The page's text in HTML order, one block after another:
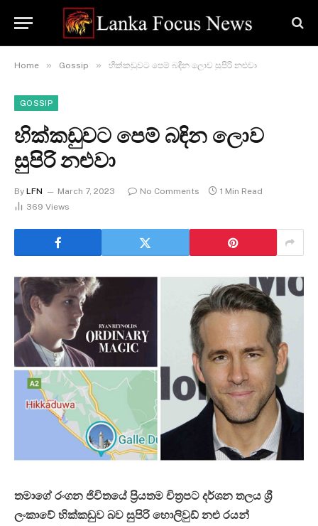
Home » Gossip » හික්කඩුවට පෙම් බඳින ලොව සුපිරි නළුවා
GOSSIP
හික්කඩුවට පෙම් බඳින ලොව
සුපිරි නළුවා
By LFN March 7, 2023 No Comments
1 Min Read
369 Views
තමාගේ රංගන ජිවිතයේ ප්‍රියතම චිත්‍රපට දර්ශන තලය ශ්‍රී
ලංකාවේ හික්කඩුව බව සුපිරි හොලිවුඩ් නළු රයන්